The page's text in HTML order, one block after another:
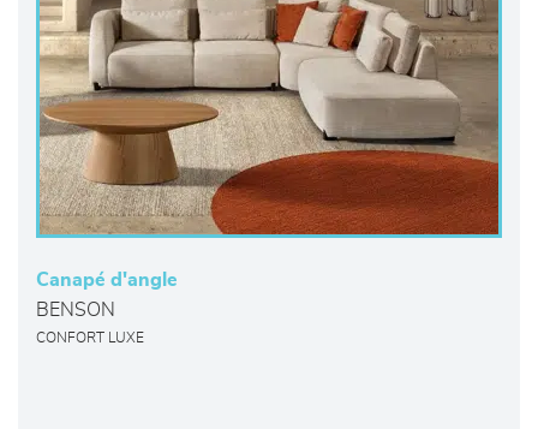
Canapé d'angle
BENSON
CONFORT LUXE